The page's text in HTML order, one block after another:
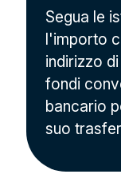
Segua le
l'importo
indirizzo
fondi
bancario
suo